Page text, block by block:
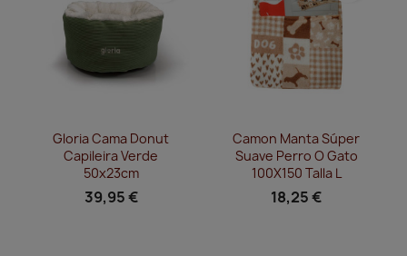
Vista rápida
Gloria Cama Donut
Capileira Verde
50x23cm
39,95 €
Vista rápida
Camon Manta Súper
Suave Perro O Gato
100X150 Talla L
18,25 €